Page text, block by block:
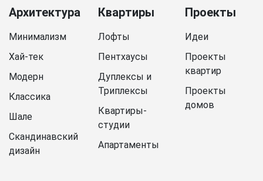
Архитектура
Минимализм
Хай-тек
Модерн
Классика
Шале
Скандинавский
дизайн
Квартиры
Лофты
Пентхаусы
Дуплексы и
Триплексы
Квартиры-
студии
Апартаменты
Проекты
Идеи
Проекты
квартир
Проекты
домов